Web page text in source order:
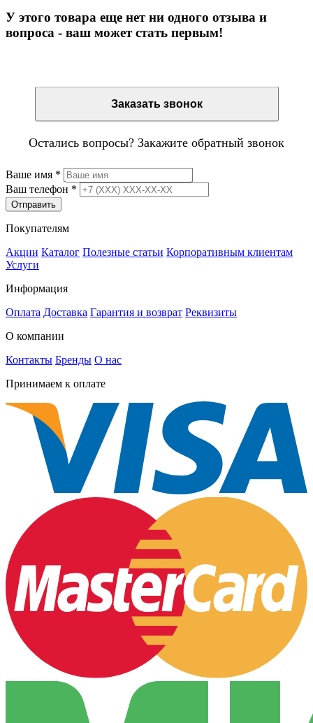
У этого товара еще нет ни одного отзыва и
вопроса - ваш может стать первым!
Заказать звонок
Остались вопросы? Закажите обратный звонок
Ваше имя *
Ваш телефон *
Отправить
Покупателям
Акции Каталог Полезные статьи Корпоративным клиентам
Услуги
Информация
Оплата Доставка Гарантия и возврат Реквизиты
О компании
Контакты Бренды О нас
Принимаем к оплате